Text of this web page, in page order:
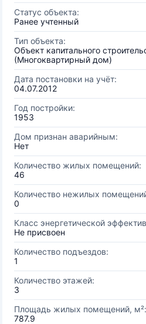
Статус объекта:
Ранее учтенный
Тип объекта:
Объект капитального
(Многоквартирный дом)
Дата постановки на учёт:
04.07.2012
Год постройки:
1953
Дом признан аварийным:
Нет
Количество жилых помещений:
46
Количество нежилых
0
Класс энергетической
Не присвоен
Количество подъездов:
1
Количество этажей:
3
Площадь жилых помещений, м²:
787.9